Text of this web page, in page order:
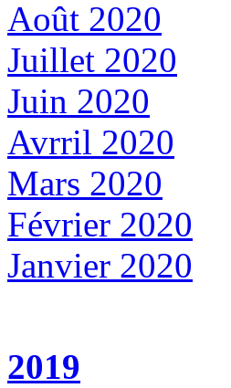
Août 2020
Juillet 2020
Juin 2020
Avrril 2020
Mars 2020
Février 2020
Janvier 2020
2019